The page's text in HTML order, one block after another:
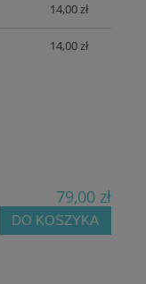
14,00 zł
14,00 zł
79,00 zł
DO KOSZYKA